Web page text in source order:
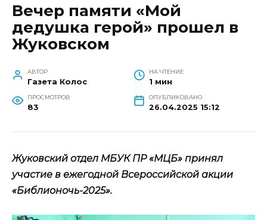
Вечер памяти «Мой
дедушка герой» прошел в
Жуковском
АВТОР
Газета Колос
НА ЧТЕНИЕ
1 мин
ПРОСМОТРОВ
83
ОПУБЛИКОВАНО
26.04.2025 15:12
Жуковский отдел МБУК ПР «МЦБ» принял
участие в ежегодной Всероссийской акции
«Библионочь-2025».